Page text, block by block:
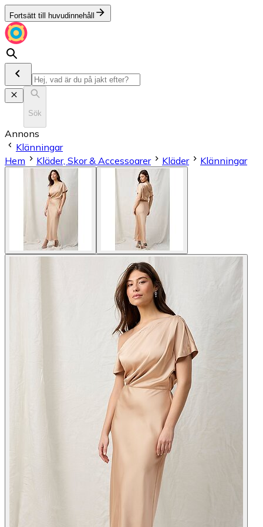
Fortsätt till huvudinnehåll
Sök
Annons
Klänningar
Hem
Kläder, Skor & Accessoarer Kläder Klänningar